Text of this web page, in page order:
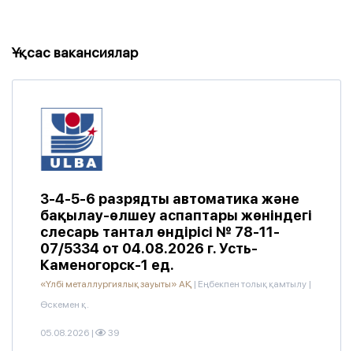
Ұқсас вакансиялар
3-4-5-6 разрядты автоматика және
бақылау-өлшеу аспаптары жөніндегі
слесарь тантал өндірісі № 78-11-
07/5334 от 04.08.2026 г. Усть-
Каменогорск-1 ед.
«Үлбі металлургиялық зауыты» АҚ | Еңбекпен толық қамтылу |
Өскемен қ.
05.08.2026 | 39